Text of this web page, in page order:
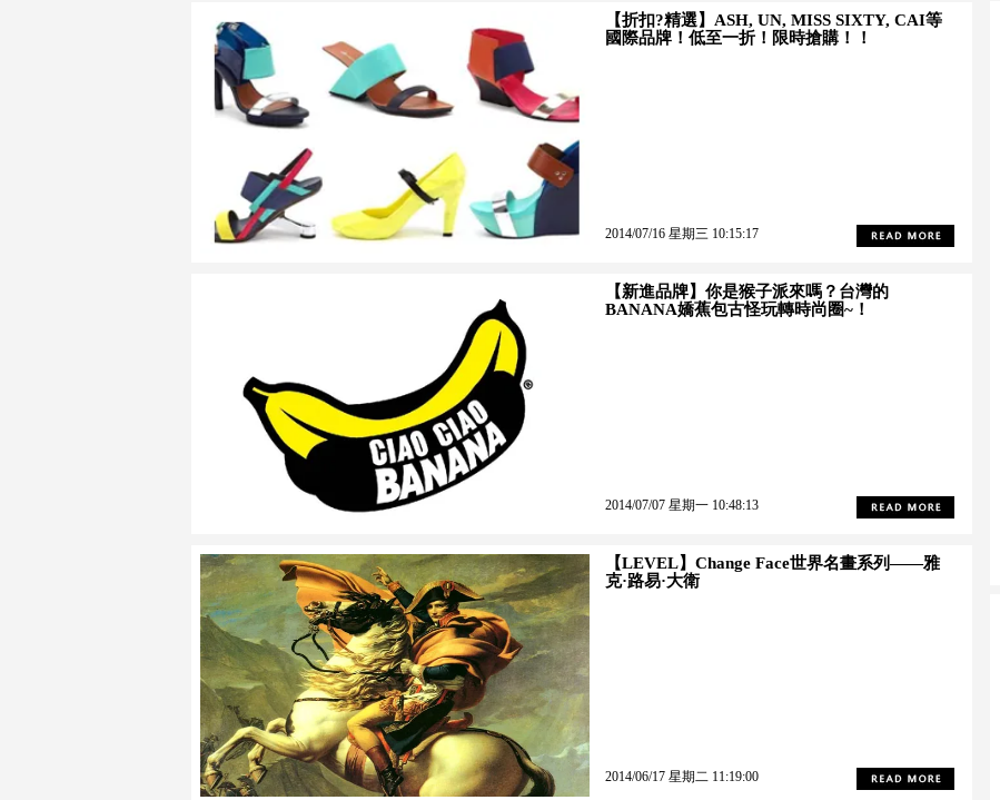
【折扣?精選】ASH, UN, MISS SIXTY, CAI等
國際品牌！低至一折！限時搶購！！
2014/07/16 星期三 10:15:17
【新進品牌】你是猴子派來嗎？台灣的
BANANA嬌蕉包古怪玩轉時尚圈~！
2014/07/07 星期一 10:48:13
【LEVEL】Change Face世界名畫系列——雅
克·路易·大衛
2014/06/17 星期二 11:19:00